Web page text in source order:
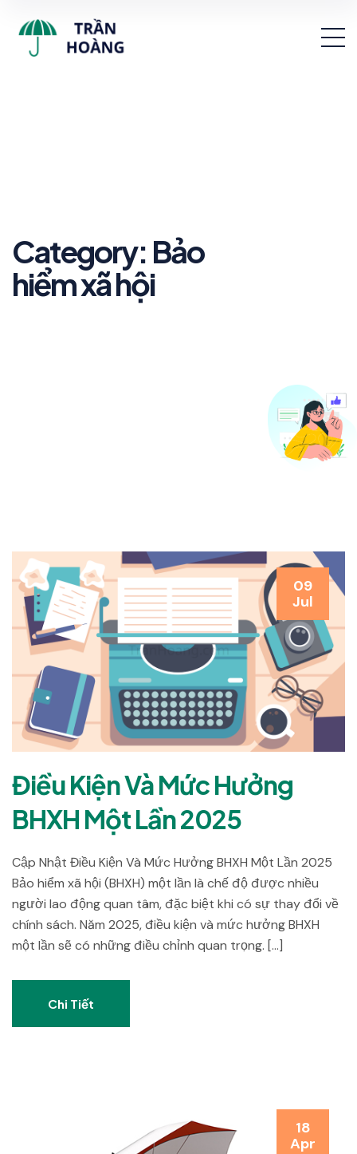
Category: Bảo
hiểm xã hội
09
Jul
Điều Kiện Và Mức Hưởng
BHXH Một Lần 2025
Cập Nhật Điều Kiện Và Mức Hưởng BHXH Một Lần 2025
Bảo hiểm xã hội (BHXH) một lần là chế độ được nhiều
người lao động quan tâm, đặc biệt khi có sự thay đổi về
chính sách. Năm 2025, điều kiện và mức hưởng BHXH
một lần sẽ có những điều chỉnh quan trọng. […]
Chi Tiết
18
Apr